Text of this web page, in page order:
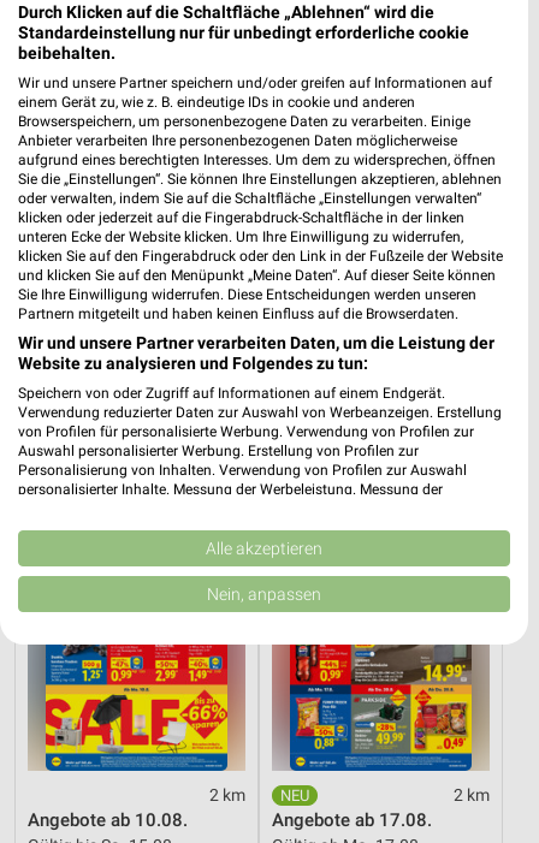
Adresse, Öffnungszeiten und Entfernung für
die Subway Filiale in Zweibruecken
Adresse, Öffnungszeiten und Entfernung alles rund um die
Subway Filiale in Zweibruecken. Den schnellsten Weg zu Deiner
Lieblingsfiliale kannst Du über die Routen-Funktion finden.
Wenn Du auf der Suche nach aktuellen Schnäppchen von
Subway bist, dann schau doch mal in die aktuellen Prospekte
und Angebote. Da ist sicher etwas passendes für Dich dabei.
Aktuelle Prospekte für Zweibrücken und
Umgebung
14 Prospekte
Lidl
2 km
Angebote ab 10.08.
Lidl
2 km
Angebote ab 17.08.
Durch Klicken auf die Schaltfläche „Ablehnen“ wird die
Standardeinstellung nur für unbedingt erforderliche cookie
beibehalten.
Wir und unsere Partner speichern und/oder greifen auf Informationen auf
einem Gerät zu, wie z. B. eindeutige IDs in cookie und anderen
Browserspeichern, um personenbezogene Daten zu verarbeiten. Einige
Anbieter verarbeiten Ihre personenbezogenen Daten möglicherweise
aufgrund eines berechtigten Interesses. Um dem zu widersprechen, öffnen
Sie die „Einstellungen“. Sie können Ihre Einstellungen akzeptieren, ablehnen
oder verwalten, indem Sie auf die Schaltfläche „Einstellungen verwalten“
klicken oder jederzeit auf die Fingerabdruck-Schaltfläche in der linken
unteren Ecke der Website klicken. Um Ihre Einwilligung zu widerrufen,
klicken Sie auf den Fingerabdruck oder den Link in der Fußzeile der Website
und klicken Sie auf den Menüpunkt „Meine Daten“. Auf dieser Seite können
Sie Ihre Einwilligung widerrufen. Diese Entscheidungen werden unseren
Partnern mitgeteilt und haben keinen Einfluss auf die Browserdaten.
Wir und unsere Partner verarbeiten Daten, um die Leistung der
Website zu analysieren und Folgendes zu tun:
Speichern von oder Zugriff auf Informationen auf einem Endgerät.
Verwendung reduzierter Daten zur Auswahl von Werbeanzeigen. Erstellung
von Profilen für personalisierte Werbung. Verwendung von Profilen zur
Auswahl personalisierter Werbung. Erstellung von Profilen zur
Personalisierung von Inhalten. Verwendung von Profilen zur Auswahl
personalisierter Inhalte. Messung der Werbeleistung. Messung der
Kombinationen von Daten aus verschiedenen Quellen. Entwicklung und
Verbesserung der Angebote. Verwendung reduzierter Daten zur Auswahl
von Inhalten.
Daten können außerhalb der Europäischen Union weitergegeben und in die
Website/App.
Partnerliste anzeigen (1 IAB-Anbieter)
Wir nutzen Ihre Daten für folgende Zwecke:
IAB-Verarbeitungszwecke:
Alle akzeptieren
Nein, anpassen